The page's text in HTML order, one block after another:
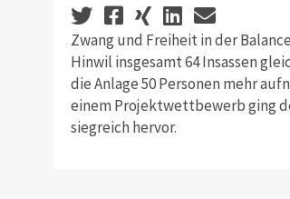
Zwang und Freiheit in der
Hinwil insgesamt 64 Insassen
die Anlage 50 Personen mehr
einem Projektwettbewerb ging
siegreich hervor.